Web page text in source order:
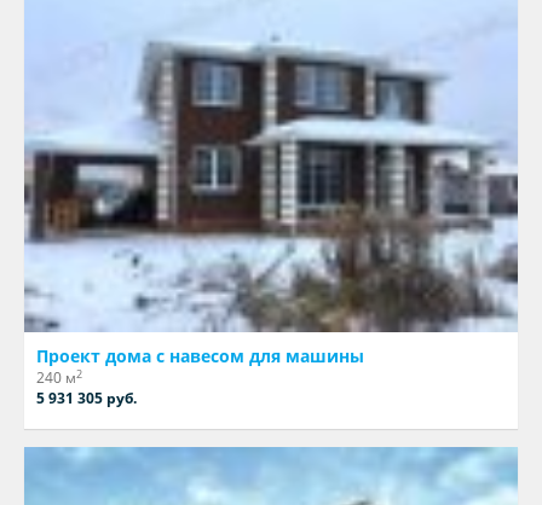
Проект дома с навесом для машины
240 м2
5 931 305 руб.